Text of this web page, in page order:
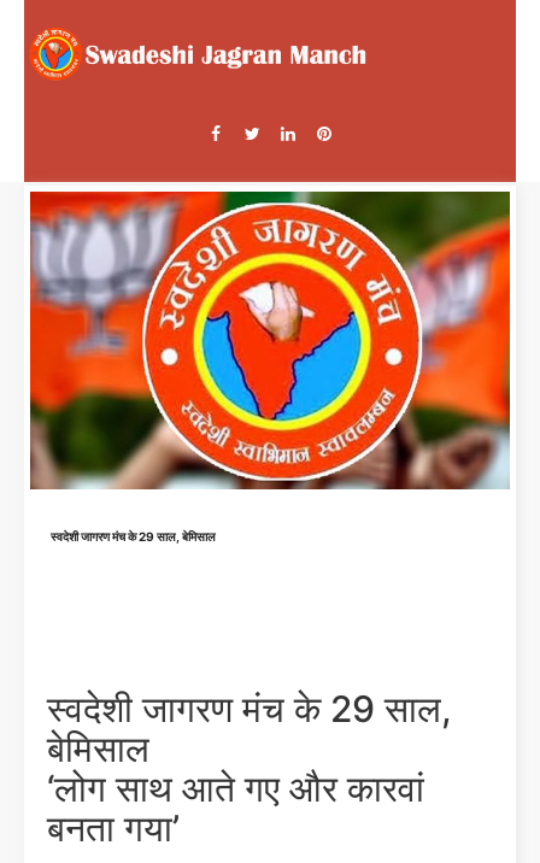
स्वदेशी जागरण मंच के 29 साल, बेमिसाल
स्वदेशी जागरण मंच के 29 साल,
बेमिसाल
‘लोग साथ आते गए और कारवां
बनता गया’